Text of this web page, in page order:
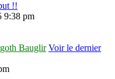
!!
9:38 pm
Bauglir Voir le dernier